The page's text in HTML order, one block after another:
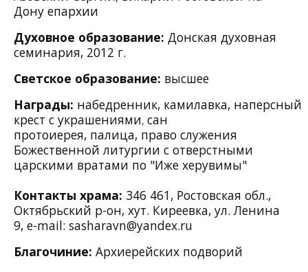
Дону епархии
Духовное образование: Донская духовная
семинария, 2012 г.
Светское образование: высшее
Награды: набедренник, камилавка, наперсный
крест с украшениями, сан
протоиерея, палица, право служения
Божественной литургии с отверстными
царскими вратами по "Иже херувимы"
Контакты храма: 346 461, Ростовская обл.,
Октябрьский р-он, хут. Киреевка, ул. Ленина
9, e-mail: sasharavn@yandex.ru
Благочиние: Архиерейских подворий